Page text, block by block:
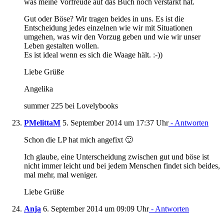
Gut oder Böse? Wir tragen beides in uns. Es ist die
Entscheidung jedes einzelnen wie wir mit Situationen
umgehen, was wir den Vorzug geben und wie wir unser
Leben gestalten wollen.
Es ist ideal wenn es sich die Waage hält. :-))
Liebe Grüße
Angelika
summer 225 bei Lovelybooks
PMelittaM 5. September 2014 um 17:37 Uhr- Antworten
Schon die LP hat mich angefixt 🙂
Ich glaube, eine Unterscheidung zwischen gut und böse ist
nicht immer leicht und bei jedem Menschen findet sich beides,
mal mehr, mal weniger.
Liebe Grüße
Anja 6. September 2014 um 09:09 Uhr- Antworten